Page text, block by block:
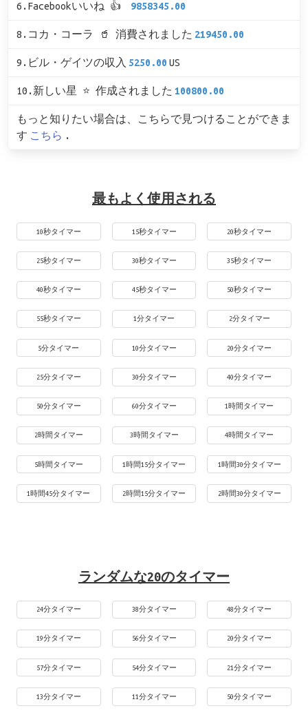
6.Facebookいいね 👍 9858345.00
8.コカ・コーラ 🥤 消費されました 219450.00
9.ビル・ゲイツの収入 5250.00 US
10.新しい星 ⭐ 作成されました 100800.00
もっと知りたい場合は、こちらで見つけることができま
す こちら .
最もよく使用される
10秒タイマー 15秒タイマー 20秒タイマー
25秒タイマー 30秒タイマー 35秒タイマー
40秒タイマー 45秒タイマー 50秒タイマー
55秒タイマー 1分タイマー 2分タイマー
5分タイマー 10分タイマー 20分タイマー
25分タイマー 30分タイマー 40分タイマー
50分タイマー 60分タイマー 1時間タイマー
2時間タイマー 3時間タイマー 4時間タイマー
5時間タイマー 1時間15分タイマー 1時間30分タイマー
1時間45分タイマー 2時間15分タイマー 2時間30分タイマー
ランダムな20のタイマー
24分タイマー 38分タイマー 48分タイマー
19分タイマー 56分タイマー 20分タイマー
57分タイマー 54分タイマー 21分タイマー
13分タイマー 11分タイマー 50分タイマー